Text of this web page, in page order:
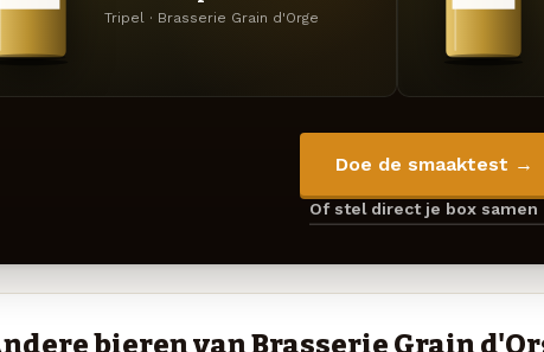
Tripel · Brasserie Grain d'Orge
Doe de smaaktest →
Of stel direct je box samen
bieren van Brasserie Grain